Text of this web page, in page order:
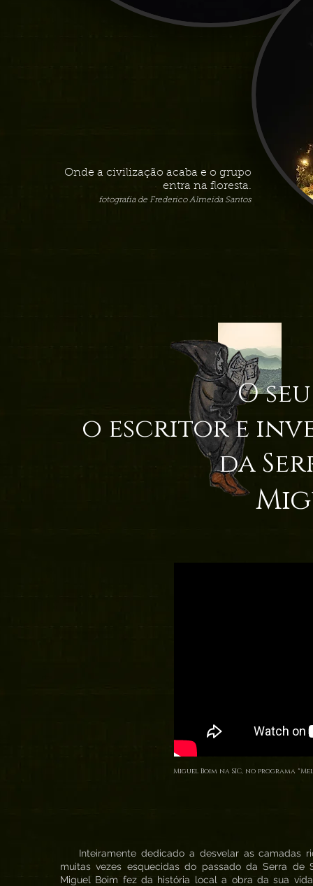
Onde a civilização acaba e o grupo
entra na floresta.
fotografia de Frederico Almeida Santos
O
o escritor e
da
Miguel Boim na SIC, no programa
Inteiramente dedicado a desvelar as camadas
muitas vezes esquecidas do passado da Serra de
Miguel Boim fez da história local a obra da sua